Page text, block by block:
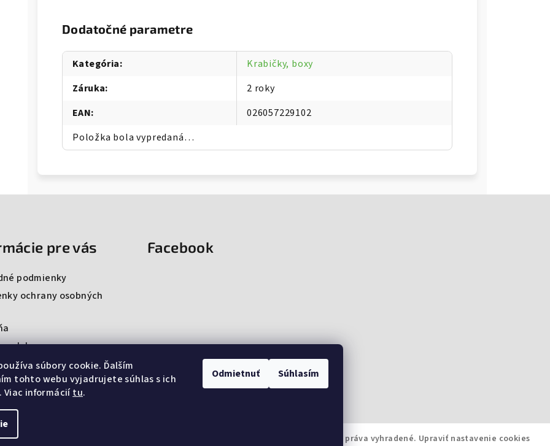
súbory cookie. Ďalším
tohto webu vyjadrujete súhlas s ich
Viac informáciítu.
Odmietnuť Súhlasím
Dodatočné parametre
Kategória:
Krabičky, boxy
Záruka:
2 roky
EAN:
026057229102
Položka bola vypredaná…
pre vás
podmienky
ochrany osobných
club
Facebook
. Všetky práva vyhradené. Upraviť nastavenie cookies